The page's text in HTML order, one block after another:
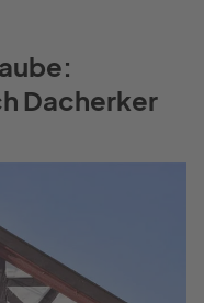
Dacherker